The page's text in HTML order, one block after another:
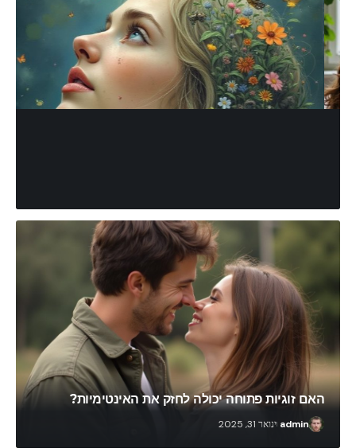
התמודדות רגשית עם זוגיות פתוחה
האם זוגיות פתוחה יכולה לחזק את האינטימיות?
admin ינואר 31, 2025